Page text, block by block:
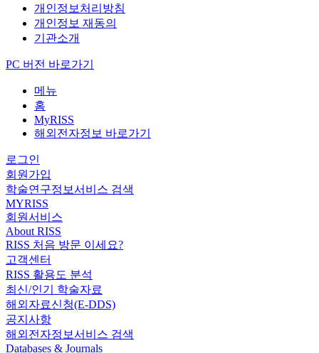
개인정보처리방침
개인정보 재동의
기관소개
PC 버전 바로가기
메뉴
홈
MyRISS
해외전자정보 바로가기
로그인
회원가입
학술연구정보서비스 검색
MYRISS
회원서비스
About RISS
RISS 처음 방문 이세요?
고객센터
RISS 활용도 분석
최신/인기 학술자료
해외자료신청(E-DDS)
공지사항
해외전자정보서비스 검색
Databases & Journals